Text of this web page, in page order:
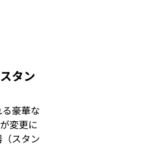
タン
豪華な
変更に
スタン